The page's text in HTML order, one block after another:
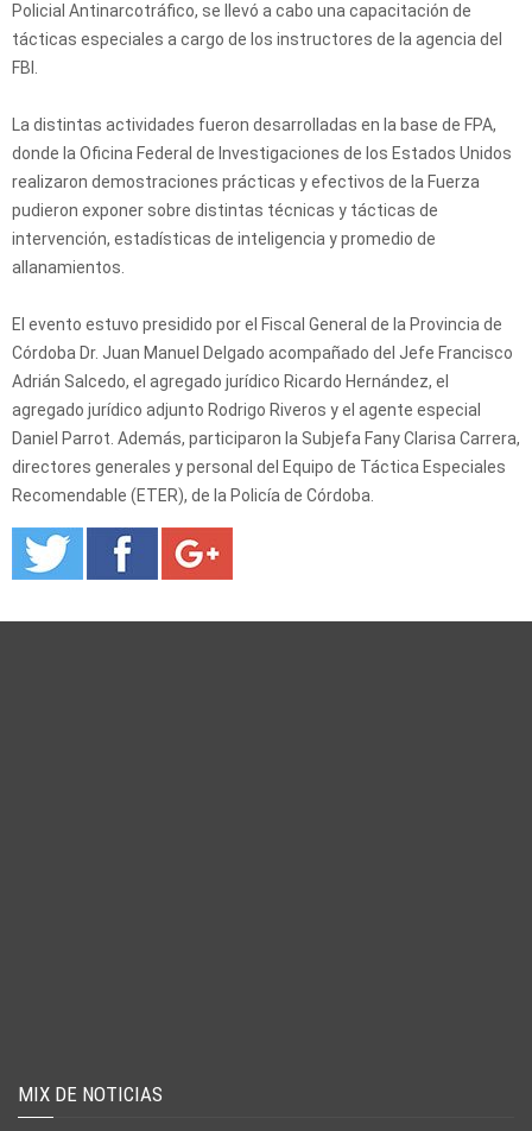
Policial Antinarcotráfico, se llevó a cabo una capacitación de
tácticas especiales a cargo de los instructores de la agencia del
FBI.
La distintas actividades fueron desarrolladas en la base de FPA,
donde la Oficina Federal de Investigaciones de los Estados Unidos
realizaron demostraciones prácticas y efectivos de la Fuerza
pudieron exponer sobre distintas técnicas y tácticas de
intervención, estadísticas de inteligencia y promedio de
allanamientos.
El evento estuvo presidido por el Fiscal General de la Provincia de
Córdoba Dr. Juan Manuel Delgado acompañado del Jefe Francisco
Adrián Salcedo, el agregado jurídico Ricardo Hernández, el
agregado jurídico adjunto Rodrigo Riveros y el agente especial
Daniel Parrot. Además, participaron la Subjefa Fany Clarisa Carrera,
directores generales y personal del Equipo de Táctica Especiales
Recomendable (ETER), de la Policía de Córdoba.
MIX DE NOTICIAS